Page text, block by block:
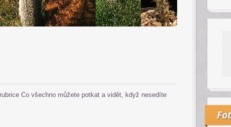
Co všechno můžete potkat a vidět, když nesedíte